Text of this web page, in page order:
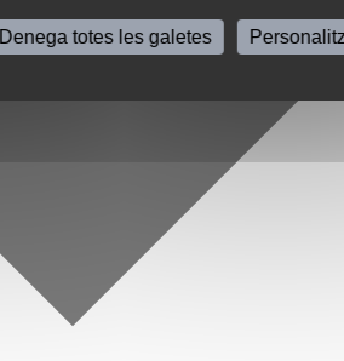
Denega totes les galetes